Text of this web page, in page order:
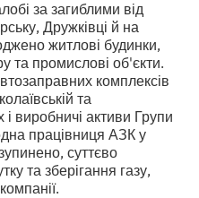
за загиблими від
Дружківці й на
житлові будинки,
та промислові об'єкти.
комплексів
та
і виробничі активи Групи
працівниця АЗК у
суттєво
та зберігання газу,